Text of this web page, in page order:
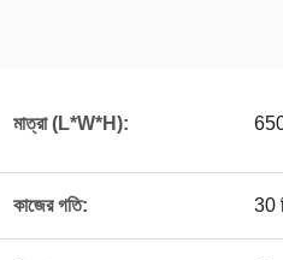
মাত্রা (L*W*H):
কাজের গতি: 30